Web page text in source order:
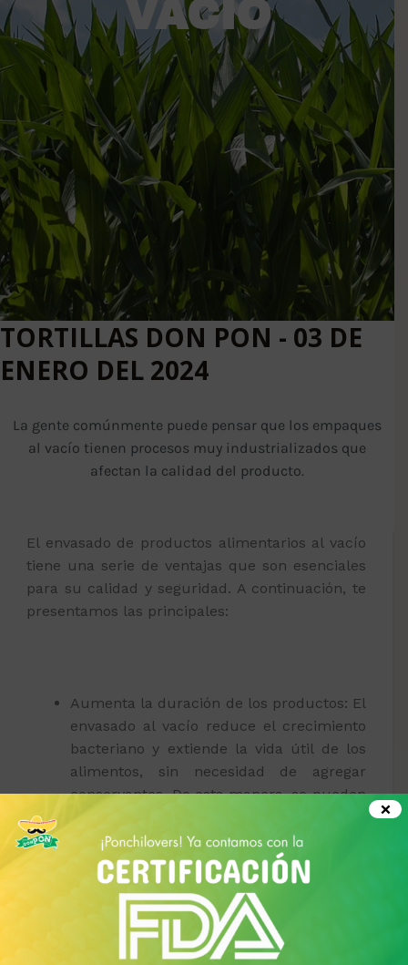
VACÍO
TORTILLAS DON PON - 03 DE
ENERO DEL 2024
La gente comúnmente puede pensar que los empaques
al vacío tienen procesos muy industrializados que
afectan la calidad del producto.
El envasado de productos alimentarios al vacío
tiene una serie de ventajas que son esenciales
para su calidad y seguridad. A continuación, te
presentamos las principales:
Aumenta la duración de los productos: El
envasado al vacío reduce el crecimiento
bacteriano y extiende la vida útil de los
alimentos, sin necesidad de agregar
conservantes. De esta manera, se pueden
de tiempo prolongado.
Garantiza la calidad y seguridad de los
alimentos: El sellado hermético de la
bolsa evita la contaminación cruzada y
mejora la seguridad alimentaria. Además,
protege los alimentos de la
×